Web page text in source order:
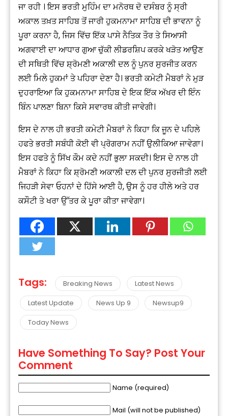
ਜਾ ਰਹੀ । ਇਸ ਭਰਤੀ ਮੁਹਿੰਮ ਦਾ ਮਨੋਰਥ ਦੋ ਦਸੰਬਰ ਨੂੰ ਸ੍ਰੀ
ਅਕਾਲ ਤਖ਼ਤ ਸਾਹਿਬ ਤੋਂ ਜਾਰੀ ਹੁਕਮਨਾਮਾ ਸਾਹਿਬ ਦੀ ਭਾਵਨਾ ਨੂੰ
ਪੂਰਾ ਕਰਨਾ ਹੈ, ਜਿਸ ਵਿੱਚ ਇੱਕ ਪਾਸੇ ਨੈਤਿਕ ਤੌਰ ਤੇ ਸਿਆਸੀ
ਅਗਵਾਈ ਦਾ ਆਧਾਰ ਗੁਆ ਚੁੱਕੀ ਲੀਡਰਸ਼ਿਪ ਕਰਕੇ ਖੜੋਤ ਆਉਣ
ਦੀ ਸਥਿਤੀ ਵਿੱਚ ਸ਼੍ਰੋਮਣੀ ਅਕਾਲੀ ਦਲ ਨੂੰ ਪੁਨਰ ਸੁਰਜੀਤ ਕਰਨ
ਲਈ ਮਿਲੇ ਹੁਕਮਾਂ ਤੇ ਪਹਿਰਾ ਦੇਣਾ ਹੈ। ਭਰਤੀ ਕਮੇਟੀ ਮੈਬਰਾਂ ਨੇ ਮੁੜ
ਦੁਹਰਾਇਆ ਕਿ ਹੁਕਮਨਾਮਾ ਸਾਹਿਬ ਦੇ ਇਕ ਇੱਕ ਅੱਖਰ ਦੀ ਇੰਨ
ਬਿੰਨ ਪਾਲਣਾ ਬਿਨਾ ਕਿਸੇ ਸਵਾਰਥ ਕੀਤੀ ਜਾਵੇਗੀ।
ਇਸ ਦੇ ਨਾਲ ਹੀ ਭਰਤੀ ਕਮੇਟੀ ਮੈਬਰਾਂ ਨੇ ਕਿਹਾ ਕਿ ਜੂਨ ਦੇ ਪਹਿਲੇ
ਹਫਤੇ ਭਰਤੀ ਸਬੰਧੀ ਕੋਈ ਵੀ ਪ੍ਰੋਗਰਾਮ ਨਹੀਂ ਉਲੀਕਿਆ ਜਾਵੇਗਾ।
ਇਸ ਹਫਤੇ ਨੂੰ ਸਿੱਖ ਕੌਮ ਕਦੇ ਨਹੀਂ ਭੁਲਾ ਸਕਦੀ। ਇਸ ਦੇ ਨਾਲ ਹੀ
ਮੈਬਰਾਂ ਨੇ ਕਿਹਾ ਕਿ ਸ਼੍ਰੋਮਣੀ ਅਕਾਲੀ ਦਲ ਦੀ ਪੁਨਰ ਸੁਰਜੀਤੀ ਲਈ
ਜਿਹੜੀ ਸੇਵਾ ਓਹਨਾਂ ਦੇ ਹਿੱਸੇ ਆਈ ਹੈ, ਉਸ ਨੂੰ ਹਰ ਹੀਲੇ ਅਤੇ ਹਰ
ਕਸੌਟੀ ਤੇ ਖਰਾ ਉੱਤਰ ਕੇ ਪੂਰਾ ਕੀਤਾ ਜਾਵੇਗਾ।
Tags: Breaking News
Latest News
Latest Update
News Up 9
Newsup9
Today News
Have Something To Say? Post Your
Comment
Name (required)
Mail (will not be published)